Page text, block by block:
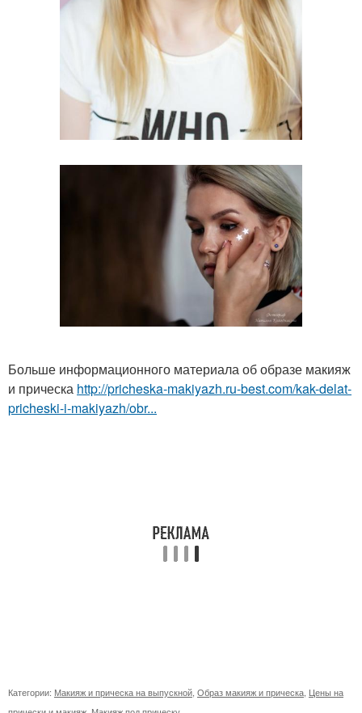
Больше информационного материала об образе макияж
и прическа http://pricheska-makiyazh.ru-best.com/kak-delat-
pricheski-i-makiyazh/obr...
Категории: Макияж и прическа на выпускной Образ макияж и прическа Цены на